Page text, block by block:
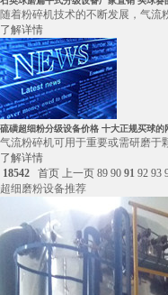
随着粉碎机技术的不断发展，气流
了解详情
硫磺超细粉分级设备价格 十大正规买球
气流粉碎机可用于重要或需研磨于
了解详情
18542
首页 上一页 89 90 91 92 93
超细磨粉设备推荐